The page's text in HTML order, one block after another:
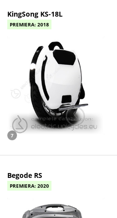
KingSong KS-18L
PREMIERA: 2018
7
Begode RS
PREMIERA: 2020